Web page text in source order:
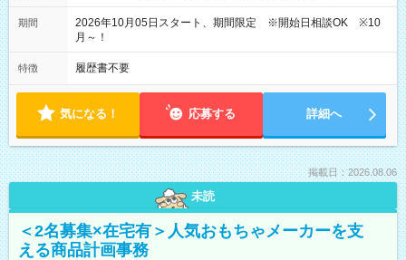
期間
2026年10月05日スタート、期間限定 ※開始日相談OK ※10
月～！
特徴 履歴書不要
気になる！ 応募する 詳細へ
掲載日：2026.08.06
未読
＜2名募集×在宅有＞人気おもちゃメーカーを支
える商品計画事務